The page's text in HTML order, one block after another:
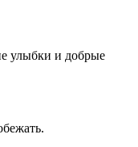
улыбки и добрые